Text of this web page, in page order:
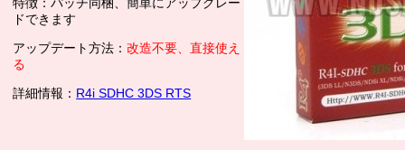
特徴：パッチ同梱、簡単にアップグレー
ドできます
アップデート方法：改造不要、直接使え
る
詳細情報： R4i SDHC 3DS RTS